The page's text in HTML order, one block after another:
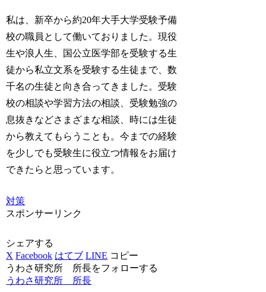
私は、新卒から約20年大手大学受験予備
校の職員として働いておりました。現役
生や浪人生、国公立医学部を受験する生
徒から私立文系を受験する生徒まで、数
千名の生徒と向き合ってきました。受験
校の相談や学習方法の相談、受験勉強の
息抜きなどさまざまな相談、時には生徒
から教えてもらうことも。今までの経験
を少しでも受験生に役立つ情報をお届け
できたらと思っています。
対策
スポンサーリンク
シェアする
X Facebook はてブ LINE コピー
うわさ研究所 所長をフォローする
うわさ研究所 所長